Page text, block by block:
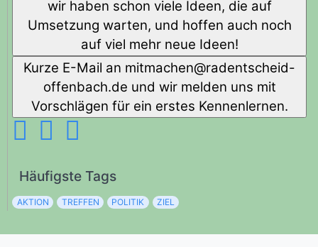
wir haben schon viele Ideen, die auf
Umsetzung warten, und hoffen auch noch
auf viel mehr neue Ideen!
Kurze E-Mail an diehcstnedar@nehcamtim-
offenbach.de und wir melden uns mit
Vorschlägen für ein erstes Kennenlernen.
Häufigste Tags
AKTION TREFFEN POLITIK ZIEL